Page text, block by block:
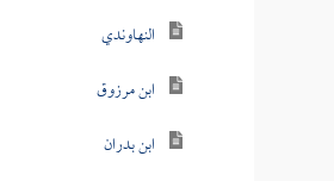
النهاوندي
ابن مرزوق
ابن بدران